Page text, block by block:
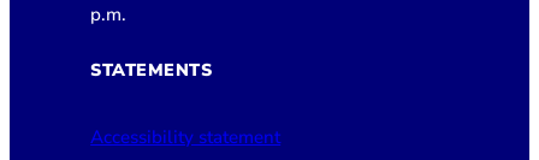
p.m.
STATEMENTS
Accessibility statement